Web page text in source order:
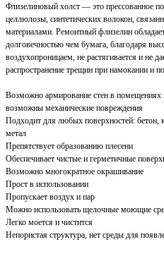
Флизелиновый холст — это прессованное
целлюлозы, синтетических волокон,
материалами. Ремонтный флизелин
долговечностью чем бумага, благодаря
воздухопроницаем, не растягивается и не
распространение трещин при намокании и
Возможно армирование стен в помещениях
возможны механические повреждения
Подходит для любых поверхностей: бетон,
метал
Препятствует образованию плесени
Обеспечивает чистые и герметичные
Возможно многократное окрашивание
Прост в использовании
Пропускает воздух и пар
Можно использовать щелочные моющие
Легко моется и чистится
Непористая структура, нет среды для